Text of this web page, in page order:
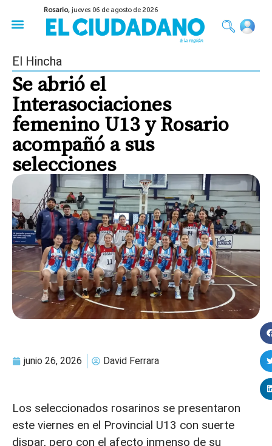
Rosario,jueves 06 de agosto de 2026
El Hincha
Se abrió el
Interasociaciones
femenino U13 y Rosario
acompañó a sus
selecciones
junio 26, 2026 David Ferrara
Los seleccionados rosarinos se presentaron
este viernes en el Provincial U13 con suerte
dispar, pero con el afecto inmenso de su